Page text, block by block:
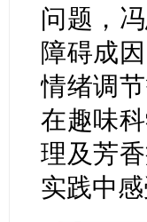
问题，
障碍成
情绪调
在趣味
理及芳
实践中感